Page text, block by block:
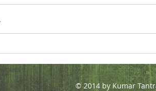
© 2014 by Kumar